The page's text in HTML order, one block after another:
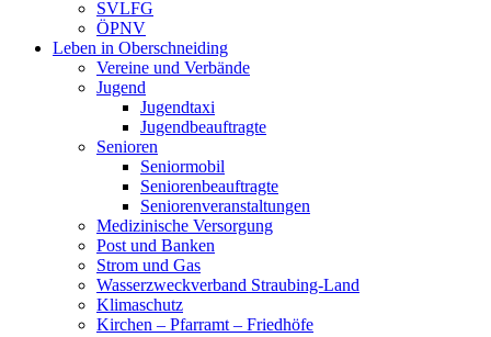
SVLFG
ÖPNV
Leben in Oberschneiding
Vereine und Verbände
Jugend
Jugendtaxi
Jugendbeauftragte
Senioren
Seniormobil
Seniorenbeauftragte
Seniorenveranstaltungen
Medizinische Versorgung
Post und Banken
Strom und Gas
Wasserzweckverband Straubing-Land
Klimaschutz
Kirchen – Pfarramt – Friedhöfe